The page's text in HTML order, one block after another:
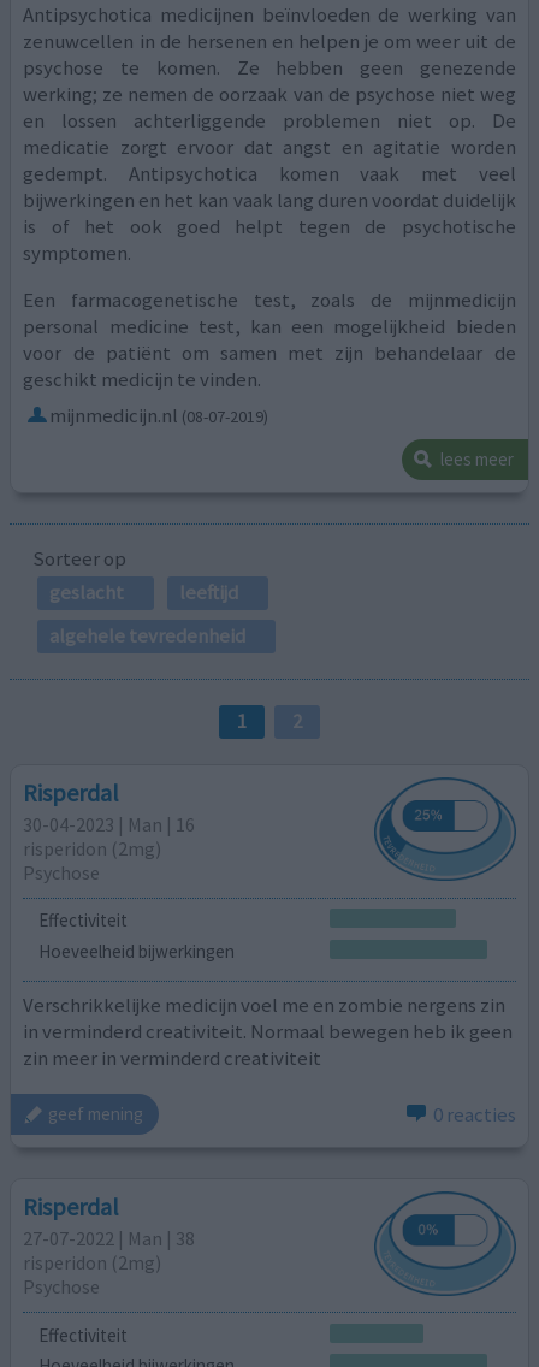
Antipsychotica medicijnen beïnvloeden de werking van
zenuwcellen in de hersenen en helpen je om weer uit de
psychose te komen. Ze hebben geen genezende
werking; ze nemen de oorzaak van de psychose niet weg
en lossen achterliggende problemen niet op. De
medicatie zorgt ervoor dat angst en agitatie worden
gedempt. Antipsychotica komen vaak met veel
bijwerkingen en het kan vaak lang duren voordat duidelijk
is of het ook goed helpt tegen de psychotische
symptomen.
Een farmacogenetische test, zoals de mijnmedicijn
personal medicine test, kan een mogelijkheid bieden
voor de patiënt om samen met zijn behandelaar de
geschikt medicijn te vinden.
mijnmedicijn.nl (08-07-2019)
lees meer
Sorteer op
geslacht
leeftijd
algehele tevredenheid
1 2
Risperdal
30-04-2023 | Man | 16
risperidon (2mg)
Psychose
Effectiviteit
Hoeveelheid bijwerkingen
Verschrikkelijke medicijn voel me en zombie nergens zin
in verminderd creativiteit. Normaal bewegen heb ik geen
zin meer in verminderd creativiteit
geef mening 0 reacties
Risperdal
27-07-2022 | Man | 38
risperidon (2mg)
Psychose
Effectiviteit